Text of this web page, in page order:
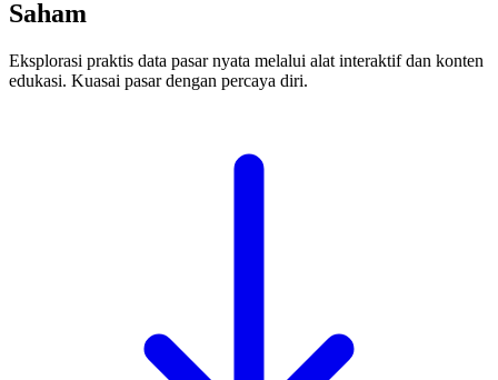
Saham
Eksplorasi praktis data pasar nyata melalui alat interaktif dan konten
edukasi. Kuasai pasar dengan percaya diri.